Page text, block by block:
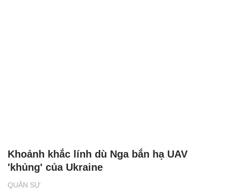
QUÂN SỰ
Khoảnh khắc lính dù Nga bắn hạ UAV
'khủng' của Ukraine